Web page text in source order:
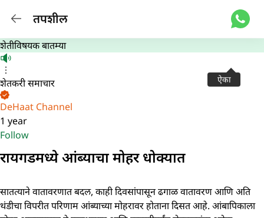
तपशील
ऐका
शेतीविषयक बातम्या
शेतकरी समाचार
DeHaat Channel
1 year
Follow
रायगडमध्ये आंब्याचा मोहर धोक्यात
सातत्याने वातावरणात बदल, काही दिवसांपासून ढगाळ वातावरण आणि अति
थंडीचा विपरीत परिणाम आंब्याच्या मोहरावर होताना दिसत आहे. आंबापिकाला